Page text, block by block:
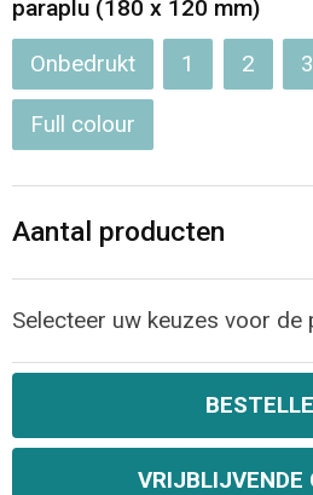
Opvouwbare tassen
Waterbestendige tassen
Strandtassen
Rugzakken
paraplu (180 x 120 mm)
Onbedrukt 1 2 3
Full colour
Aantal producten
Selecteer uw keuzes voor de
VRIJBLIJVENDE